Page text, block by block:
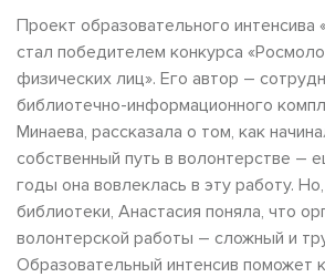
Проект образовательного интенсива
стал победителем конкурса
физических лиц». Его автор –
библиотечно-информационного
Минаева, рассказала о том, как
собственный путь в волонтерстве –
годы она вовлеклась в эту работу.
библиотеки, Анастасия поняла, что
волонтерской работы – сложный и
Образовательный интенсив поможет